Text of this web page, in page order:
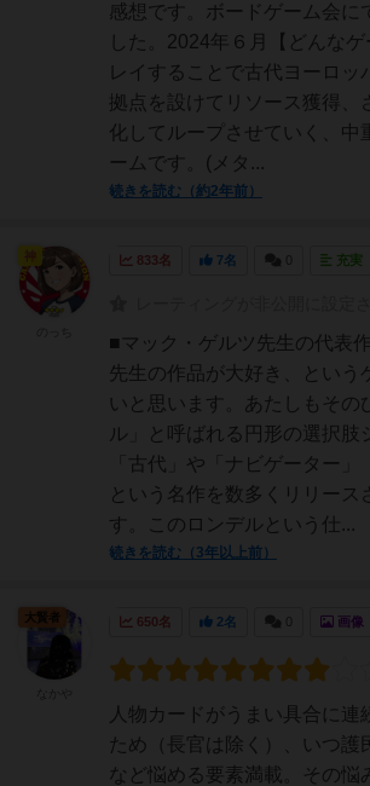
感想です。ボードゲーム会に
した。2024年６月【どんな
レイすることで古代ヨーロッ
拠点を設けてリソース獲得、
化してループさせていく、中
ームです。(メタ...
続きを読む（約2年前）
833名 7名 充実
■マック・ゲルツ先生の代表
先生の作品が大好き、という
いと思います。あたしもその
ル」と呼ばれる円形の選択肢
「古代」や「ナビゲーター」
という名作を数多くリリース
す。このロンデルという仕...
続きを読む（3年以上前）
神
650名 2名 画像
人物カードがうまい具合に連
ため（長官は除く）、いつ護
など悩める要素満載。その悩
大賢者